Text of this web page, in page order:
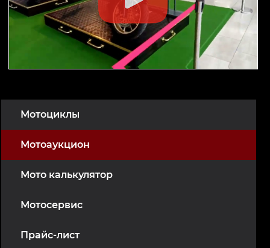
Мотоциклы
Мотоаукцион
Мото калькулятор
Мотосервис
Прайс-лист